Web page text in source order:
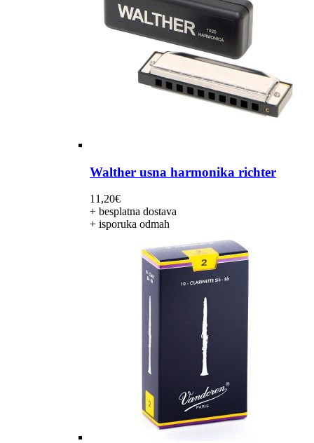
Walther usna harmonika richter
11,20€
+ besplatna dostava
+ isporuka odmah